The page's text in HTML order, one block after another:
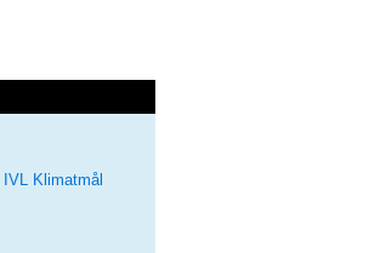
IVL Klimatmål